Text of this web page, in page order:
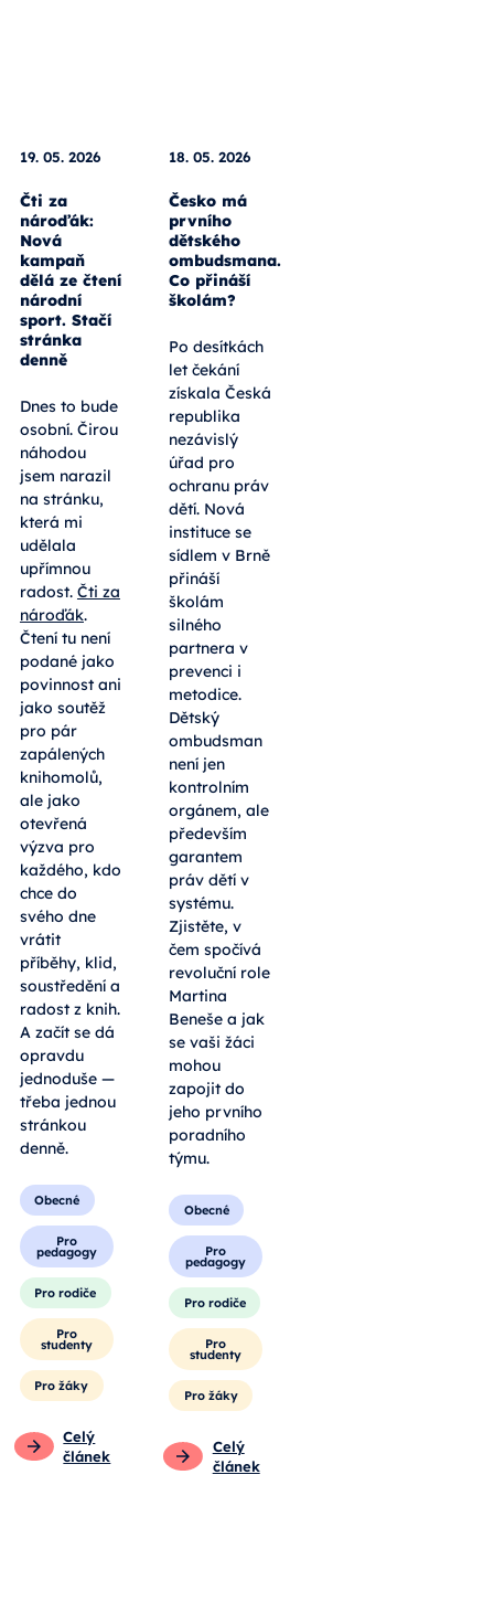
19. 05. 2026
Čti za
Nová
kampaň
dělá ze čtení
národní
sport. Stačí
stránka
denně
Dnes to bude
osobní. Čirou
náhodou
jsem narazil
na stránku,
která mi
udělala
upřímnou
radost.Čti za
nároďák.
Čtení tu není
podané jako
povinnost ani
jako soutěž
pro pár
zapálených
knihomolů,
ale jako
otevřená
výzva pro
každého, kdo
chce do
svého dne
vrátit
příběhy, klid,
soustředění a
radost z knih.
A začít se dá
opravdu
jednoduše —
třeba jednou
stránkou
denně.
Obecné
Pro rodiče
18. 05. 2026
prvního
dětského
ombudsmana.
Co přináší
školám?
Po desítkách
let čekání
získala Česká
republika
nezávislý
úřad pro
ochranu práv
dětí. Nová
instituce se
sídlem v Brně
přináší
školám
silného
partnera v
prevenci i
metodice.
Dětský
ombudsman
není jen
kontrolním
orgánem, ale
především
garantem
práv dětí v
systému.
Zjistěte, v
čem spočívá
revoluční role
Martina
Beneše a jak
se vaši žáci
zapojit do
jeho prvního
poradního
týmu.
Obecné
Pro
pedagogy
Pro
studenty